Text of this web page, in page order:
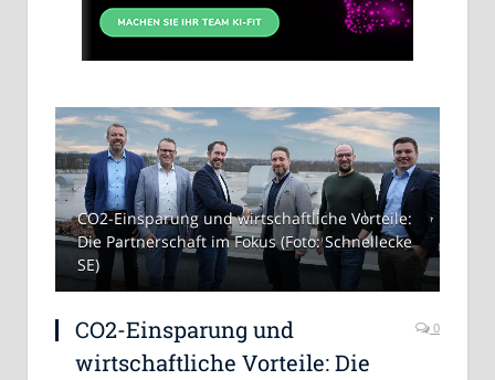
CO2-Einsparung und wirtschaftliche Vorteile:
Die Partnerschaft im Fokus (Foto: Schnellecke
SE)
CO2-Einsparung und
wirtschaftliche Vorteile: Die
0